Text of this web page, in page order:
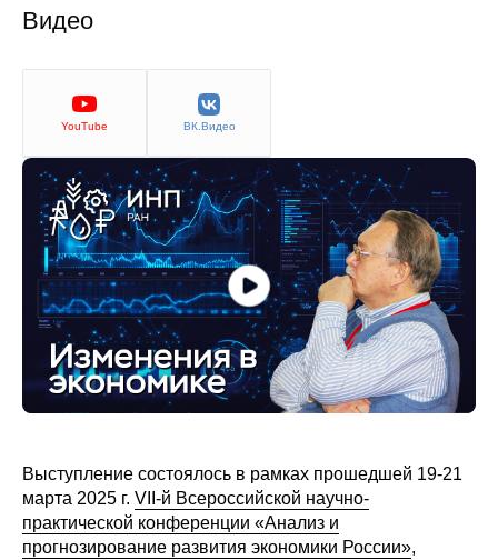
Противодействие коррупции
Научная жизнь
Издания
Проблемы прогнозирования
О журнале
Номера журналов
Информация для авторов
Общие требования
Видео
YouTube ВК.Видео
Выступление состоялось в рамках прошедшей 19-21
марта 2025 г. VII-й Всероссийской научно-
практической конференции «Анализ и
прогнозирование развития экономики России»,